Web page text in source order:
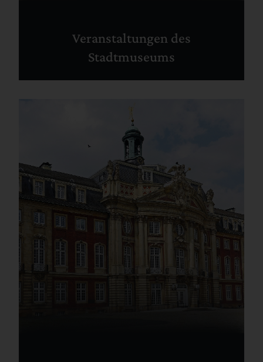
Veranstaltungen des
Stadtmuseums